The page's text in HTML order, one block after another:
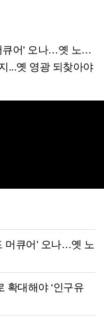
노보텔 자리 사무실 개설
...옛 영광 되찾아야
머큐어’ 오나…옛 노
확대해야 ‘인구유